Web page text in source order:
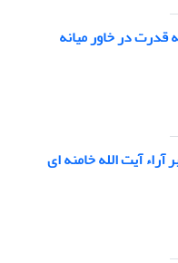
قدرت در خاور میانه
آیت الله خامنه ای